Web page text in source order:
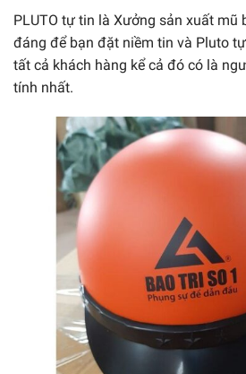
PLUTO tự tin là Xưởng sản xuất mũ
đáng để bạn đặt niềm tin và Pluto
tất cả khách hàng kể cả đó có là
tính nhất.